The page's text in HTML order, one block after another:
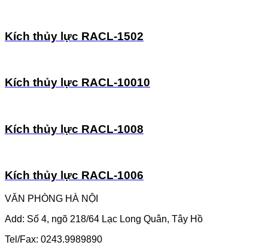
Kích thủy lực RACL-1502
Kích thủy lực RACL-10010
Kích thủy lực RACL-1008
Kích thủy lực RACL-1006
VĂN PHÒNG HÀ NỘI
Add: Số 4, ngõ 218/64 Lạc Long Quân, Tây Hồ
Tel/Fax: 0243.9989890